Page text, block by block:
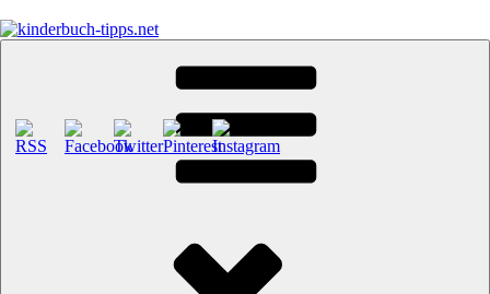
Inhalt
springen
Empfehlungen und Tipps rund um das Thema Kinderbücher und